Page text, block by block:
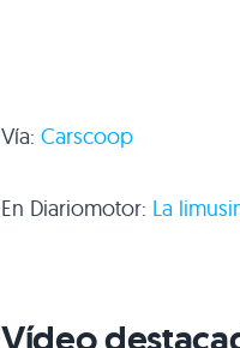
Vía: Carscoop
En Diariomotor: La